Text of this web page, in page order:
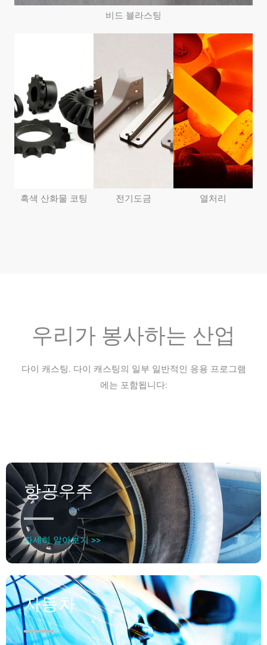
비드 블라스팅
흑색 산화물 코팅 전기도금 열처리
우리가 봉사하는 산업
다이 캐스팅. 다이 캐스팅의 일부 일반적인 응용 프로그램
에는 포함됩니다:
항공우주
자세히 알아보기 >>
자동차